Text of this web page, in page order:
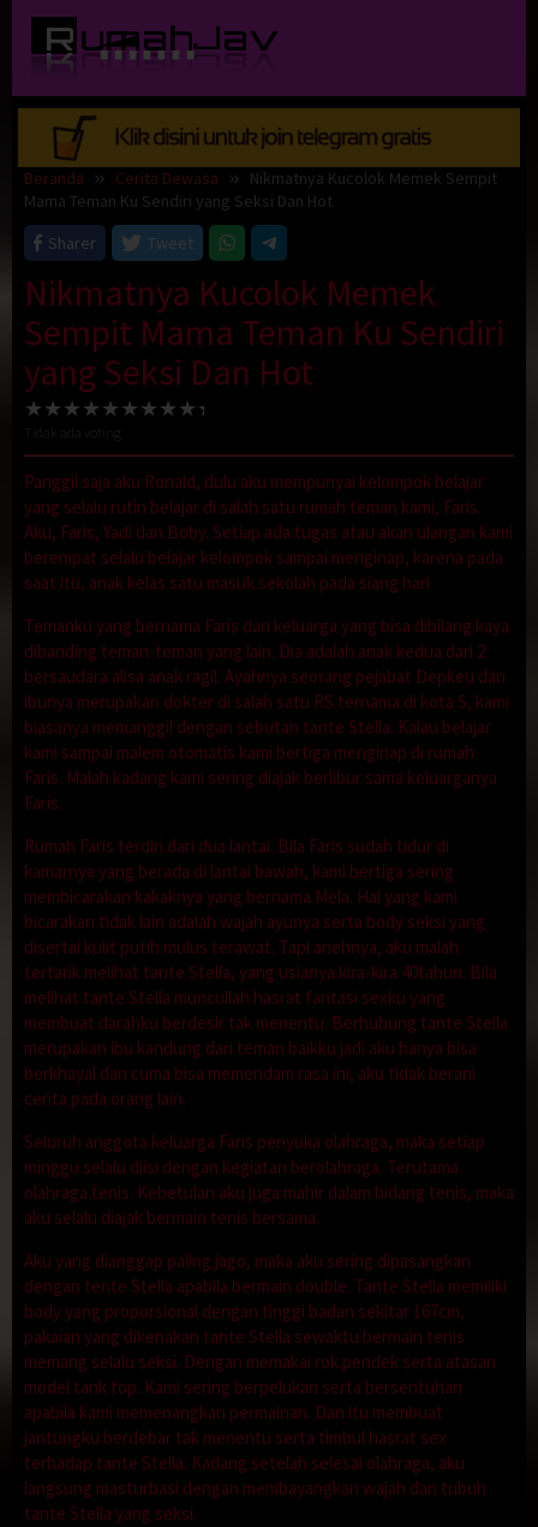
Loncat
konten
Beranda Cerita Dewasa
Nikmatnya Kucolok Memek Sempit
Mama Teman Ku Sendiri yang Seksi Dan Hot
Sharer
Tweet
Nikmatnya Kucolok Memek
Sempit Mama Teman Ku Sendiri
yang Seksi Dan Hot
Tidak ada voting
Panggil saja aku Ronald, dulu aku mempunyai kelompok belajar
yang selalu rutin belajar di salah satu rumah teman kami, Faris.
Aku, Faris, Yadi dan Boby. Setiap ada tugas atau akan ulangan kami
berempat selalu belajar kelompok sampai menginap, karena pada
saat itu, anak kelas satu masuk sekolah pada siang hari
Temanku yang bernama Faris dari keluarga yang bisa dibilang kaya
dibanding teman-teman yang lain. Dia adalah anak kedua dari 2
bersaudara alisa anak ragil. Ayahnya seorang pejabat Depkeu dan
ibunya merupakan dokter di salah satu RS ternama di kota S, kami
biasanya memanggil dengan sebutan tante Stella. Kalau belajar
kami sampai malem otomatis kami bertiga menginap di rumah
Faris. Malah kadang kami sering diajak berlibur sama keluarganya
Faris.
Rumah Faris terdiri dari dua lantai. Bila Faris sudah tidur di
kamarnya yang berada di lantai bawah, kami bertiga sering
membicarakan kakaknya yang bernama Mela. Hal yang kami
bicarakan tidak lain adalah wajah ayunya serta body seksi yang
disertai kulit putih mulus terawat. Tapi anehnya, aku malah
tertarik melihat tante Stella, yang usianya kira-kira 40tahun. Bila
melihat tante Stella muncullah hasrat fantasi sexku yang
membuat darahku berdesir tak menentu. Berhubung tante Stella
merupakan ibu kandung dari teman baikku jadi aku hanya bisa
berkhayal dan cuma bisa memendam rasa ini, aku tidak berani
cerita pada orang lain.
Seluruh anggota keluarga Faris penyuka olahraga, maka setiap
minggu selalu diisi dengan kegiatan berolahraga. Terutama
olahraga tenis. Kebetulan aku juga mahir dalam bidang tenis, maka
aku selalu diajak bermain tenis bersama.
Aku yang dianggap paling jago, maka aku sering dipasangkan
dengan tente Stella apabila bermain double. Tante Stella memiliki
body yang proporsional dengan tinggi badan sekitar 167cm,
pakaian yang dikenakan tante Stella sewaktu bermain tenis
memang selalu seksi. Dengan memakai rok pendek serta atasan
model tank top. Kami sering berpelukan serta bersentuhan
apabila kami memenangkan permainan. Dan itu membuat
jantungku berdebar tak menentu serta timbul hasrat sex
terhadap tante Stella. Kadang setelah selesai olahraga, aku
langsung masturbasi dengan membayangkan wajah dan tubuh
tante Stella yang seksi.